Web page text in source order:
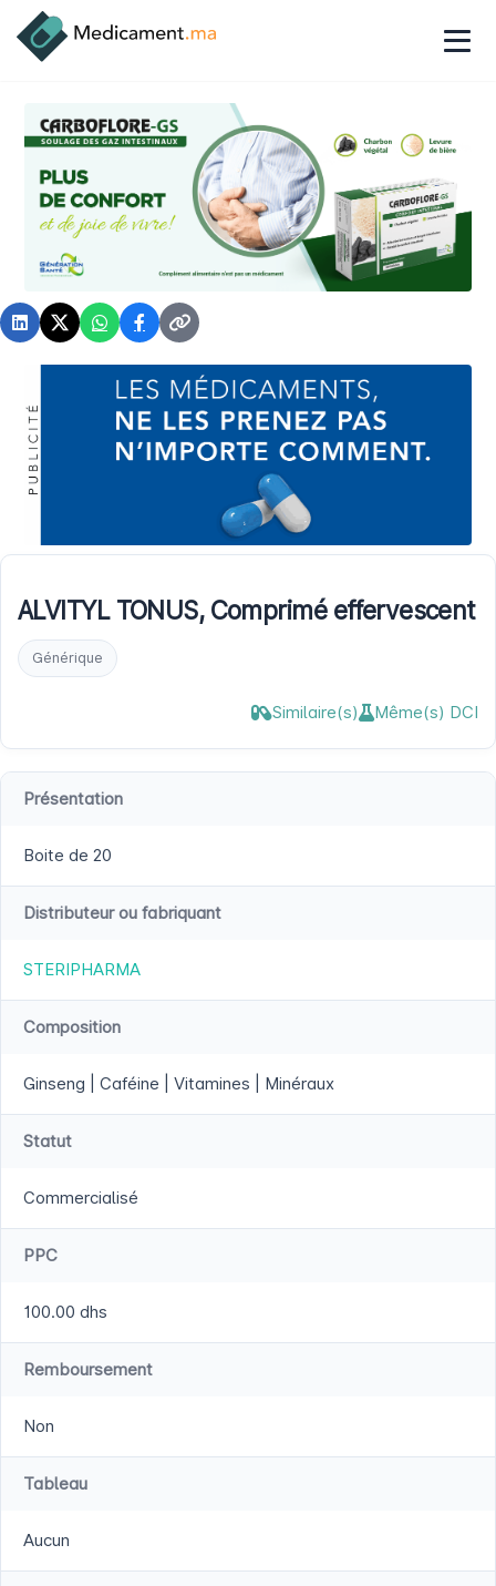
ALVITYL TONUS, Comprimé effervescent
Générique
Similaire(s) Même(s) DCI
Présentation
Boite de 20
Distributeur ou fabriquant
STERIPHARMA
Composition
Ginseng | Caféine | Vitamines | Minéraux
Statut
Commercialisé
PPC
100.00 dhs
Remboursement
Non
Tableau
Aucun